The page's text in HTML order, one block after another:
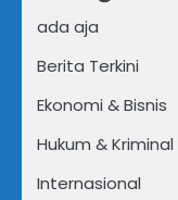
ada aja
Berita Terkini
Ekonomi & Bisnis
Hukum & Kriminal
Internasional